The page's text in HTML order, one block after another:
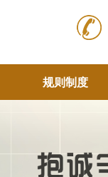
规则制度